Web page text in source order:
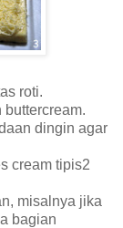
roti.
dingin agar
cream tipis2
misalnya jika
bagian